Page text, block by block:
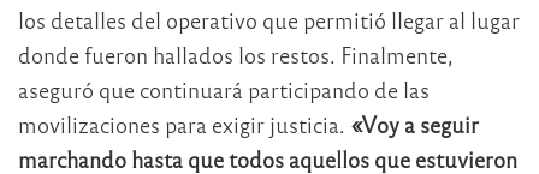
los detalles del operativo que permitió llegar al lugar
donde fueron hallados los restos. Finalmente,
aseguró que continuará participando de las
movilizaciones para exigir justicia. «Voy a seguir
marchando hasta que todos aquellos que estuvieron